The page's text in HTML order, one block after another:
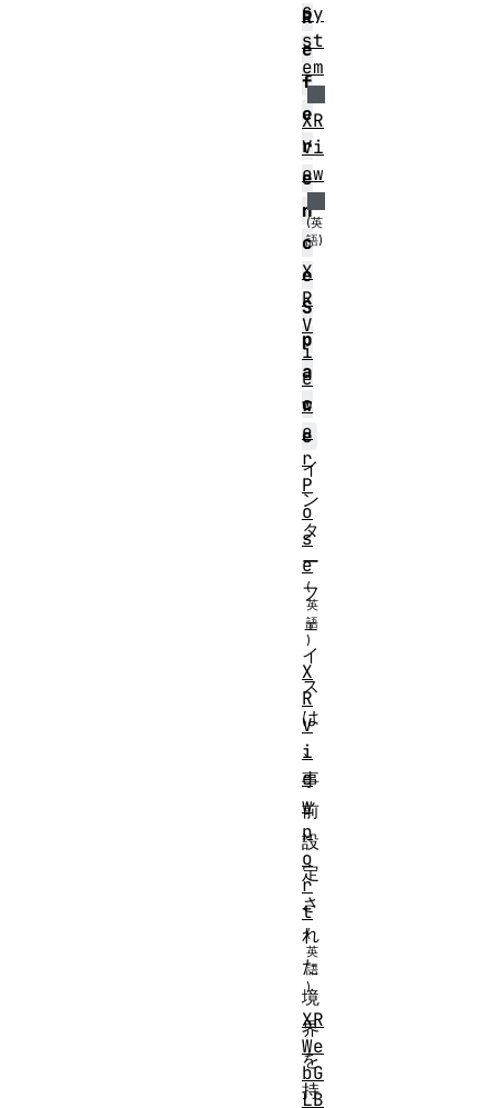
R
e
f
e
r
e
n
c
e
S
p
a
c
e
イ
ン
タ
ー
フ
ェ
イ
ス
は
、
事
前
設
定
さ
れ
た
境
界
を
持
Sy
st
em
XR
Vi
ew
X
R
V
i
e
w
e
r
P
o
s
e
X
R
V
i
e
w
p
o
r
t
XR
We
bG
LB